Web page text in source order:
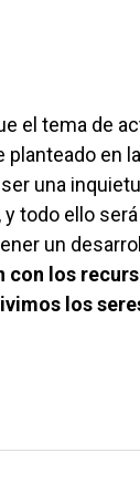
el tema de
planteado en
una
todo ello
un
con los
los